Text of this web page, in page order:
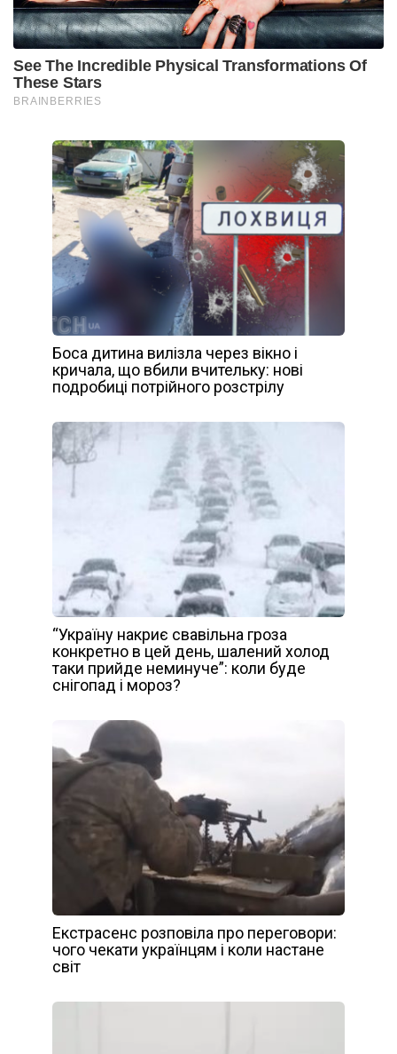
Боса дитина вилізла через вікно і
кричала, що вбили вчительку: нові
подробиці потрійного розстрілу
“Україну накриє свавільна гроза
конкретно в цей день, шалений холод
таки прийде неминуче”: коли буде
снігопад і мороз?
Екстрасенс розповіла про переговори:
чого чекати українцям і коли настане
світ